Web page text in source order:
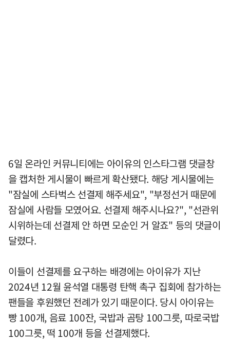
6일 온라인 커뮤니티에는 아이유의 인스타그램 댓글창
을 캡처한 게시물이 빠르게 확산됐다. 해당 게시물에는
"잠실에 스타벅스 선결제 해주세요", "부정선거 때문에
잠실에 사람들 모였어요. 선결제 해주시나요?", "선관위
시위하는데 선결제 안 하면 모순인 거 알죠" 등의 댓글이
달렸다.
이들이 선결제를 요구하는 배경에는 아이유가 지난
2024년 12월 윤석열 대통령 탄핵 촉구 집회에 참가하는
팬들을 후원했던 전례가 있기 때문이다. 당시 아이유는
빵 100개, 음료 100잔, 국밥과 곰탕 100그릇, 따로국밥
100그릇, 떡 100개 등을 선결제했다.